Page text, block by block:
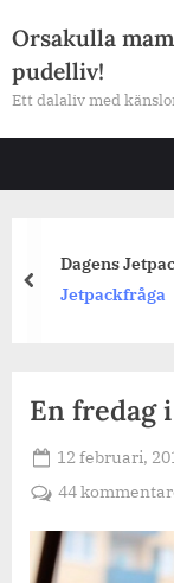
to
content
Orsakulla
pudelliv!
Ett dalaliv med
Dagens
Jetpackfråga
prev
En fredag
Posted
on
12 februari,
44